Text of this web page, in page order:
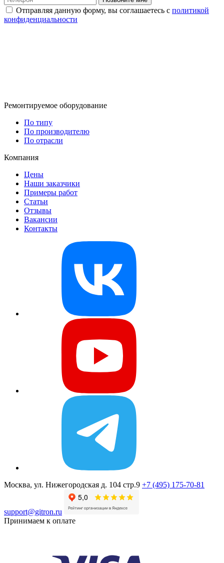
Отправляя данную форму, вы соглашаетесь с политикой
конфиденциальности
Ремонтируемое оборудование
По типу
По производителю
По отрасли
Компания
Цены
Наши заказчики
Примеры работ
Статьи
Отзывы
Вакансии
Контакты
Москва, ул. Нижегородская д. 104 стр.9 +7 (495) 175-70-81
support@gitron.ru
Принимаем к оплате